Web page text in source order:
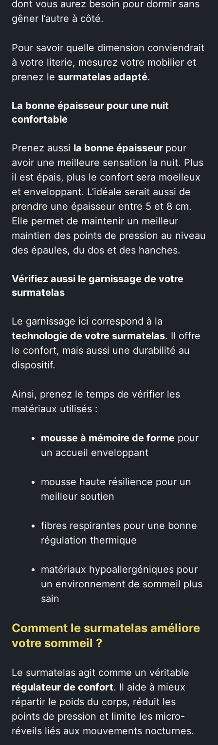
dont vous aurez besoin pour dormir sans
gêner l’autre à côté.
Pour savoir quelle dimension conviendrait
à votre literie, mesurez votre mobilier et
prenez le surmatelas adapté.
La bonne épaisseur pour une nuit
confortable
Prenez aussi la bonne épaisseur pour
avoir une meilleure sensation la nuit. Plus
il est épais, plus le confort sera moelleux
et enveloppant. L’idéale serait aussi de
prendre une épaisseur entre 5 et 8 cm.
Elle permet de maintenir un meilleur
maintien des points de pression au niveau
des épaules, du dos et des hanches.
Vérifiez aussi le garnissage de votre
surmatelas
Le garnissage ici correspond à la
technologie de votre surmatelas. Il offre
le confort, mais aussi une durabilité au
dispositif.
Ainsi, prenez le temps de vérifier les
matériaux utilisés :
mousse à mémoire de forme pour
un accueil enveloppant
mousse haute résilience pour un
meilleur soutien
fibres respirantes pour une bonne
régulation thermique
matériaux hypoallergéniques pour
un environnement de sommeil plus
sain
Comment le surmatelas améliore
votre sommeil ?
Le surmatelas agit comme un véritable
régulateur de confort. Il aide à mieux
répartir le poids du corps, réduit les
points de pression et limite les micro-
réveils liés aux mouvements nocturnes.